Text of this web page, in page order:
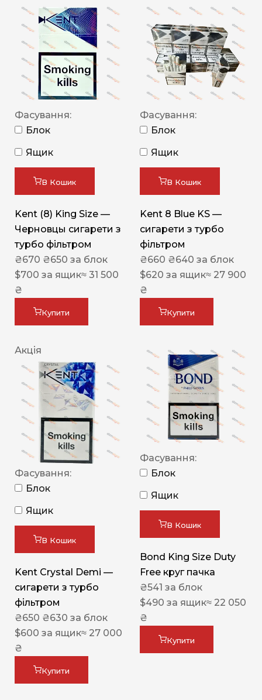
Фасування:
Блок
Ящик
В Кошик
Kent (8) King Size —
Черновцы сигарети з
турбо фільтром
₴670 ₴650 за блок
$700 за ящик≈ 31 500
₴
Купити
Фасування:
Блок
Ящик
В Кошик
Kent 8 Blue KS —
сигарети з турбо
фільтром
₴660 ₴640 за блок
$620 за ящик≈ 27 900
₴
Купити
Акція
Фасування:
Блок
Ящик
В Кошик
Kent Crystal Demi —
сигарети з турбо
фільтром
₴650 ₴630 за блок
$600 за ящик≈ 27 000
₴
Купити
Фасування:
Блок
Ящик
В Кошик
Bond King Size Duty
Free круг пачка
₴541 за блок
$490 за ящик≈ 22 050
₴
Купити